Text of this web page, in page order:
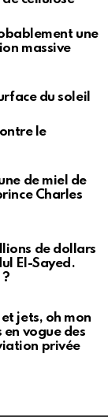
une
massive
du soleil
le
de miel de
Charles
de dollars
El-Sayed.
jets, oh mon
en vogue des
privée